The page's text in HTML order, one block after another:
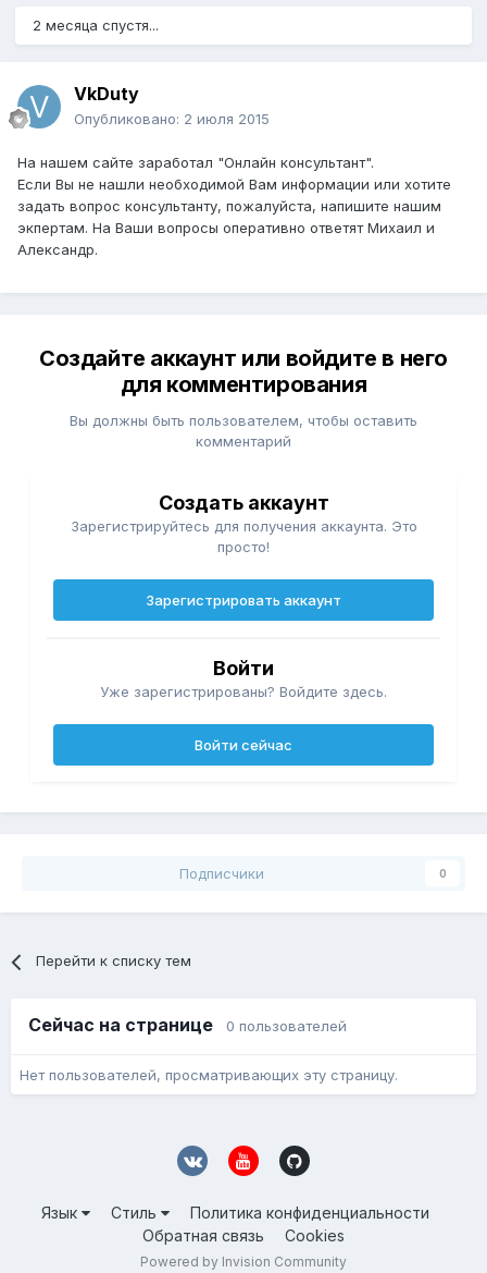
2 месяца спустя...
VkDuty
Опубликовано: 2 июля 2015
На нашем сайте заработал "Онлайн консультант".
Если Вы не нашли необходимой Вам информации или хотите
задать вопрос консультанту, пожалуйста, напишите нашим
экпертам. На Ваши вопросы оперативно ответят Михаил и
Александр.
Создайте аккаунт или войдите в него
для комментирования
Вы должны быть пользователем, чтобы оставить
комментарий
Создать аккаунт
Зарегистрируйтесь для получения аккаунта. Это
просто!
Зарегистрировать аккаунт
Войти
Уже зарегистрированы? Войдите здесь.
Войти сейчас
Подписчики 0
Перейти к списку тем
Сейчас на странице 0 пользователей
Нет пользователей, просматривающих эту страницу.
Язык Стиль
Политика конфиденциальности
Обратная связь
Cookies
Powered by Invision Community